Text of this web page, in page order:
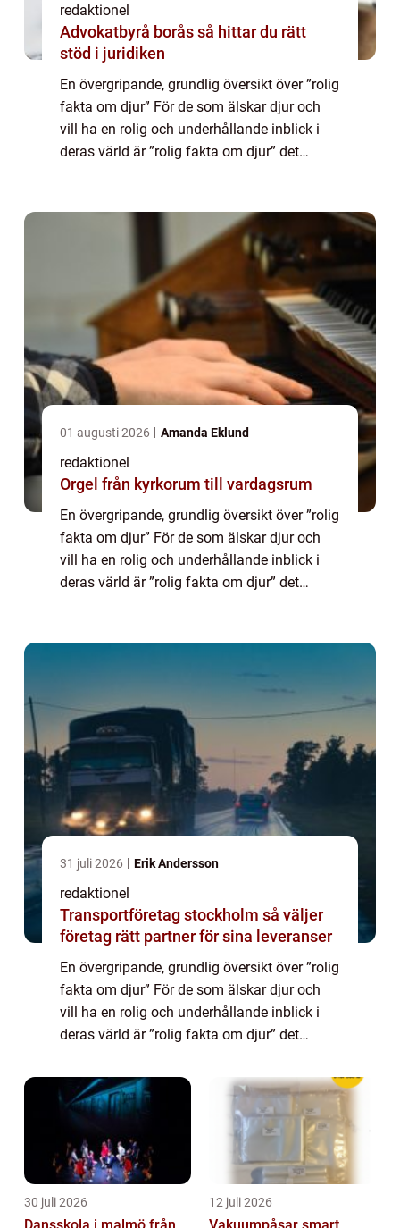
redaktionel
Advokatbyrå borås så hittar du rätt
stöd i juridiken
En övergripande, grundlig översikt över ”rolig
fakta om djur” För de som älskar djur och
vill ha en rolig och underhållande inblick i
deras värld är ”rolig fakta om djur” det
01 augusti 2026 Amanda Eklund
redaktionel
Orgel från kyrkorum till vardagsrum
En övergripande, grundlig översikt över ”rolig
fakta om djur” För de som älskar djur och
vill ha en rolig och underhållande inblick i
deras värld är ”rolig fakta om djur” det
31 juli 2026 Erik Andersson
redaktionel
Transportföretag stockholm så väljer
företag rätt partner för sina leveranser
En övergripande, grundlig översikt över ”rolig
fakta om djur” För de som älskar djur och
vill ha en rolig och underhållande inblick i
deras värld är ”rolig fakta om djur” det
genom ...
30 juli 2026 12 juli 2026